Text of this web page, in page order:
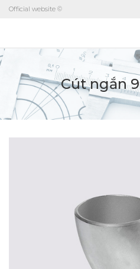
Official website ©
Cút ngắn